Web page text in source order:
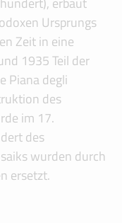
Ursprungs
Zeit in eine
1935 Teil der
Piana degli
des
im 17.
des
wurden durch
ersetzt.